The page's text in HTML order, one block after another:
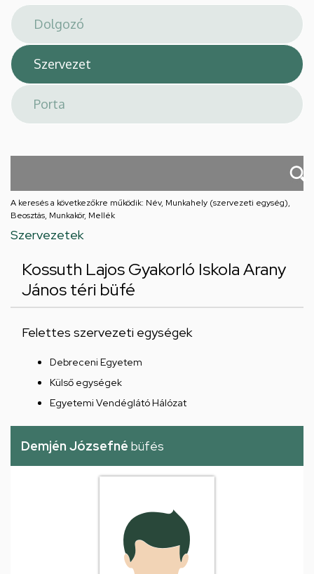
hely
A keresés a következőkre működik: Név, Munkahely (szervezeti egység),
Beosztás, Munkakör, Mellék
Szervezetek
Kossuth Lajos Gyakorló Iskola Arany
János téri büfé
Felettes szervezeti egységek
Debreceni Egyetem
Külső egységek
Egyetemi Vendéglátó Hálózat
Demjén Józsefné büfés